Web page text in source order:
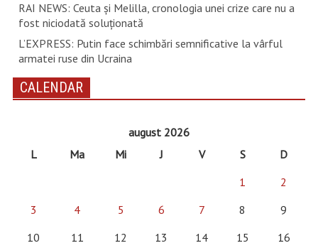
RAI NEWS: Ceuta și Melilla, cronologia unei crize care nu a
fost niciodată soluționată
L’EXPRESS: Putin face schimbări semnificative la vârful
armatei ruse din Ucraina
CALENDAR
august 2026
L
Ma Mi J V S
D
1
2
3
4 5 6 7 8
9
10
11 12 13 14 15
16